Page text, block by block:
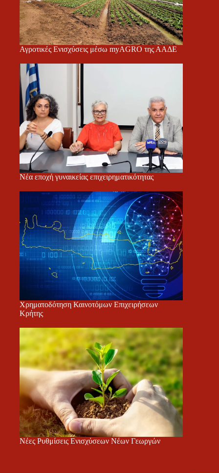
Αγροτικές Ενισχύσεις μέσω myAGRO της ΑΑΔΕ
Νέα εποχή γυναικείας επιχειρηματικότητας
Χρηματοδότηση Καινοτόμων Επιχειρήσεων
Κρήτης
Νέες Ρυθμίσεις Ενισχύσεων Νέων Γεωργών